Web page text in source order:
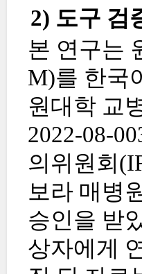
2) 도구 검
본 연구는
M)를 한국
원대학 교
2022-08-
의위원회
보라 매병
승인을 받
상자에게